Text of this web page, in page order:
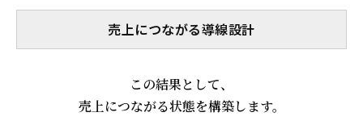
売上につながる導線設計
この結果として、
売上につながる状態を構築します。